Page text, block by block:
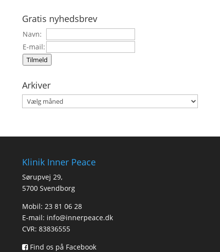
Gratis nyhedsbrev
Navn:
E-mail:
Tilmeld
Arkiver
Arkiver
Klinik Inner Peace
Sørupvej 29,
5700 Svendborg
Mobil: 23 81 06 28
E-mail: info@innerpeace.dk
CVR: 83836555
Find os på Facebook